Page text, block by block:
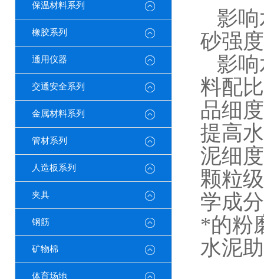
保温材料系列
橡胶系列
通用仪器
交通安全系列
金属材料系列
管材系列
人造板系列
夹具
钢筋
矿物棉
体育场地
影
砂强度
影
料配
品细
提高
泥细
颗粒
学成
*的粉
水泥